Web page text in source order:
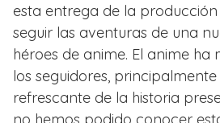
esta entrega de la
seguir las aventuras de una
héroes de anime. El anime
los seguidores,
refrescante de la historia
no hemos podido conocer